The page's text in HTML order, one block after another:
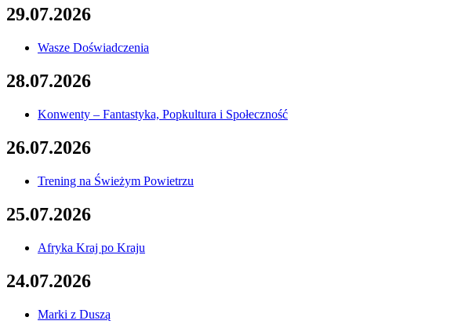
29.07.2026
Wasze Doświadczenia
28.07.2026
Konwenty – Fantastyka, Popkultura i Społeczność
26.07.2026
Trening na Świeżym Powietrzu
25.07.2026
Afryka Kraj po Kraju
24.07.2026
Marki z Duszą